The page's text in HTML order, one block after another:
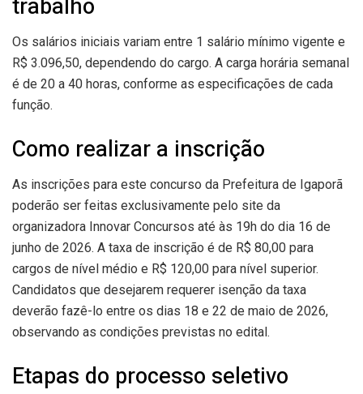
Os salários iniciais variam entre 1 salário mínimo vigente e
R$ 3.096,50, dependendo do cargo. A carga horária semanal
é de 20 a 40 horas, conforme as especificações de cada
função.
Como realizar a inscrição
As inscrições para este concurso da Prefeitura de Igaporã
poderão ser feitas exclusivamente pelo site da
organizadora Innovar Concursos até às 19h do dia 16 de
junho de 2026. A taxa de inscrição é de R$ 80,00 para
cargos de nível médio e R$ 120,00 para nível superior.
Candidatos que desejarem requerer isenção da taxa
deverão fazê-lo entre os dias 18 e 22 de maio de 2026,
observando as condições previstas no edital.
Etapas do processo seletivo